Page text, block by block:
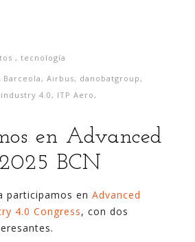
, tecnología
Barceola , Airbus, danobatgroup ,
industry 4.0 , ITP Aero ,
en Advanced
BCN
participamos en Advanced
4.0 Congress, con dos